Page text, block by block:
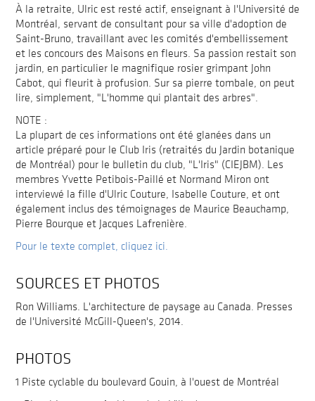
À la retraite, Ulric est resté actif, enseignant à l'Université de
Montréal, servant de consultant pour sa ville d'adoption de
Saint-Bruno, travaillant avec les comités d'embellissement
et les concours des Maisons en fleurs. Sa passion restait son
jardin, en particulier le magnifique rosier grimpant John
Cabot, qui fleurit à profusion. Sur sa pierre tombale, on peut
lire, simplement, "L'homme qui plantait des arbres".
NOTE :
La plupart de ces informations ont été glanées dans un
article préparé pour le Club Iris (retraités du Jardin botanique
de Montréal) pour le bulletin du club, "L'Iris" (CIEJBM). Les
membres Yvette Petibois-Paillé et Normand Miron ont
interviewé la fille d'Ulric Couture, Isabelle Couture, et ont
également inclus des témoignages de Maurice Beauchamp,
Pierre Bourque et Jacques Lafrenière.
Pour le texte complet, cliquez ici.
SOURCES ET PHOTOS
Ron Williams. L'architecture de paysage au Canada. Presses
de l'Université McGill-Queen's, 2014.
PHOTOS
1 Piste cyclable du boulevard Gouin, à l'ouest de Montréal